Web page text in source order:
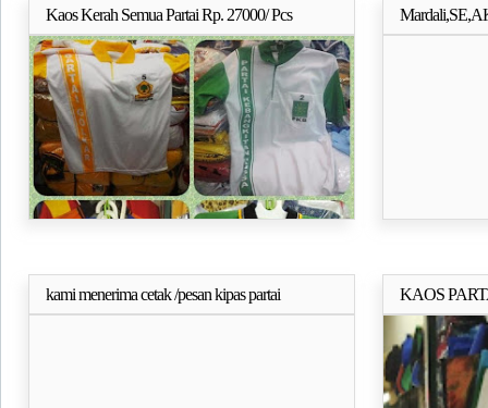
Kaos Kerah Semua Partai Rp. 27000/ Pcs
Selengkapnya..
Kota Banda
kami menerima cetak /pesan kipas partaiSelengkapnya..
KAOS
DOBEL